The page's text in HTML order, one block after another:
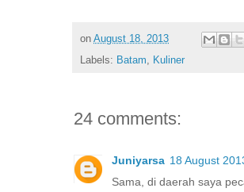
on August 18, 2013
Labels: Batam Kuliner
24 comments:
Juniyarsa 18 August
Sama, di daerah saya